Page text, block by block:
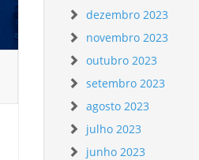
dezembro 2023
novembro 2023
outubro 2023
setembro 2023
agosto 2023
julho 2023
junho 2023